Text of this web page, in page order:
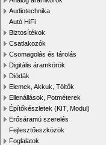
Audiotechnika
Autó HiFi
Biztosítékok
Csatlakozók
Csomagolás és tárolás
Digitális áramkörök
Diódák
Elemek, Akkuk, Töltők
Ellenállások, Potméterek
Építőkészletek (KIT, Modul)
Erősáramú szerelés
Fejlesztőeszközök
Foglalatok